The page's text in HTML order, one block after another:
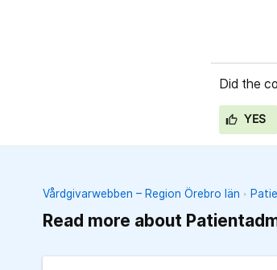
Did the
YES
Vårdgivarwebben – Region Örebro län
Read more about